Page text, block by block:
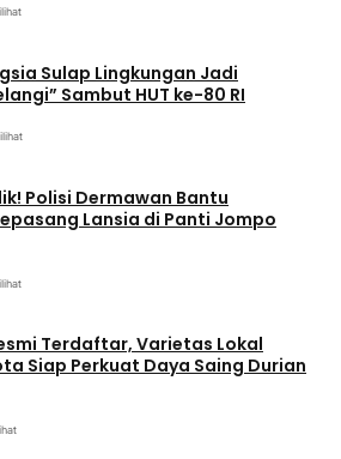
Sulap Lingkungan Jadi
Sambut HUT ke-80 RI
Polisi Dermawan Bantu
Lansia di Panti Jompo
Terdaftar, Varietas Lokal
Siap Perkuat Daya Saing Durian